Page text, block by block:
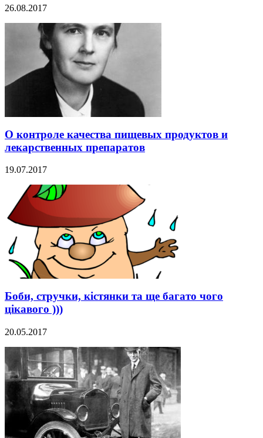
26.08.2017
О контроле качества пищевых продуктов и
лекарственных препаратов
19.07.2017
Боби, стручки, кістянки та ще багато чого
цікавого )))
20.05.2017